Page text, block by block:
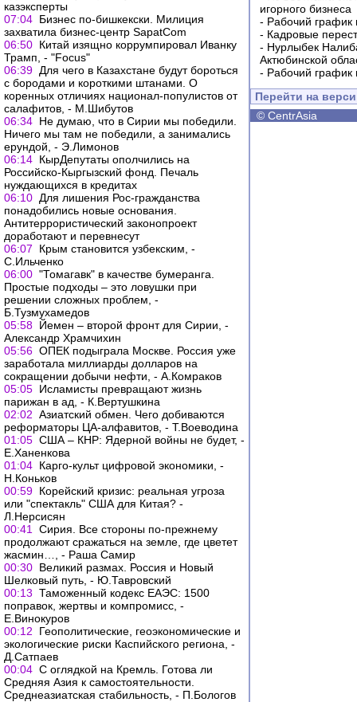
казэксперты
07:04 Бизнес по-бишкекски. Милиция
захватила бизнес-центр SapatCom
06:50 Китай изящно коррумпировал Иванку
Трамп, - "Focus"
06:39 Для чего в Казахстане будут бороться
с бородами и короткими штанами. О
коренных отличиях национал-популистов от
салафитов, - М.Шибутов
06:34 Не думаю, что в Сирии мы победили.
Ничего мы там не победили, а занимались
ерундой, - Э.Лимонов
06:14 КырДепутаты ополчились на
Российско-Кыргызский фонд. Печаль
нуждающихся в кредитах
06:10 Для лишения Рос-гражданства
понадобились новые основания.
Антитеррористический законопроект
доработают и перевнесут
06:07
Крым становится узбекским, -
С.Ильченко
06:00 "Томагавк" в качестве бумеранга.
Простые подходы – это ловушки при
решении сложных проблем, -
Б.Тузмухамедов
05:58 Йемен – второй фронт для Сирии, -
Александр Храмчихин
05:56 ОПЕК подыграла Москве. Россия уже
заработала миллиарды долларов на
сокращении добычи нефти, - А.Комраков
05:05 Исламисты превращают жизнь
парижан в ад, - К.Вертушкина
02:02 Азиатский обмен. Чего добиваются
реформаторы ЦА-алфавитов, - Т.Воеводина
01:05 США – КНР: Ядерной войны не будет, -
Е.Ханенкова
01:04 Карго-культ цифровой экономики, -
Н.Коньков
00:59 Корейский кризис: реальная угроза
или "спектакль" США для Китая? -
Л.Нерсисян
00:41
Сирия. Все стороны по-прежнему
продолжают сражаться на земле, где цветет
жасмин…, - Раша Самир
00:30 Великий размах. Россия и Новый
Шелковый путь, - Ю.Тавровский
00:13 Таможенный кодекс ЕАЭС: 1500
поправок, жертвы и компромисс, -
Е.Винокуров
00:12
Геополитические, геоэкономические и
экологические риски Каспийского региона, -
Д.Сатпаев
00:04 С оглядкой на Кремль. Готова ли
Средняя Азия к самостоятельности.
Среднеазиатская стабильность, - П.Бологов
игорного бизнеса
- Рабочий график
- Кадровые
- Нурлыбек
Актюбинской
- Рабочий график
Перейти на
© CentrAsia